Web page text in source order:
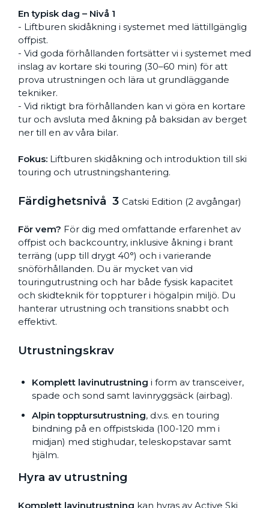
En typisk dag – Nivå 1
- Liftburen skidåkning i systemet med lättillgänglig
offpist.
- Vid goda förhållanden fortsätter vi i systemet med
inslag av kortare ski touring (30–60 min) för att
prova utrustningen och lära ut grundläggande
tekniker.
- Vid riktigt bra förhållanden kan vi göra en kortare
tur och avsluta med åkning på baksidan av berget
ner till en av våra bilar.
Fokus: Liftburen skidåkning och introduktion till ski
touring och utrustningshantering.
Färdighetsnivå 3 Catski Edition (2 avgångar)
För vem? För dig med omfattande erfarenhet av
offpist och backcountry, inklusive åkning i brant
terräng (upp till drygt 40°) och i varierande
snöförhållanden. Du är mycket van vid
touringutrustning och har både fysisk kapacitet
och skidteknik för toppturer i högalpin miljö. Du
hanterar utrustning och transitions snabbt och
effektivt.
Utrustningskrav
Komplett lavinutrustning i form av transceiver,
spade och sond samt lavinryggsäck (airbag).
Alpin topptursutrustning, d.v.s. en touring
bindning på en offpistskida (100-120 mm i
midjan) med stighudar, teleskopstavar samt
hjälm.
Hyra av utrustning
Komplett lavinutrustning kan hyras av Active Ski